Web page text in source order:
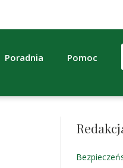
Poradnia Pomoc